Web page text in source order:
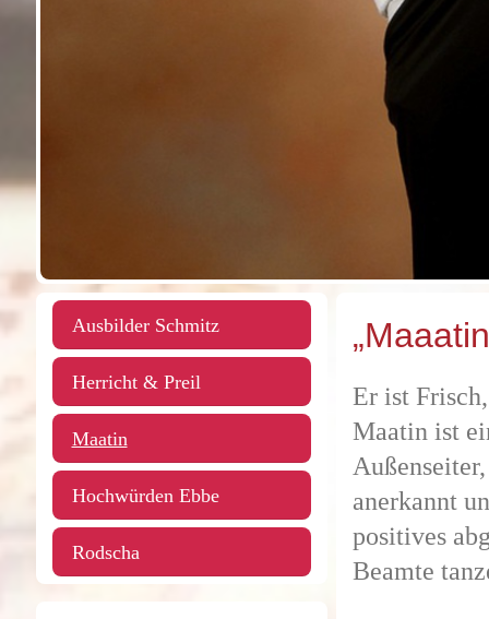
Er ist
Maatin ist
anerkannt
positives
Beamte
Ausbilder Schmitz
Herricht & Preil
Maatin
Hochwürden Ebbe
Rodscha